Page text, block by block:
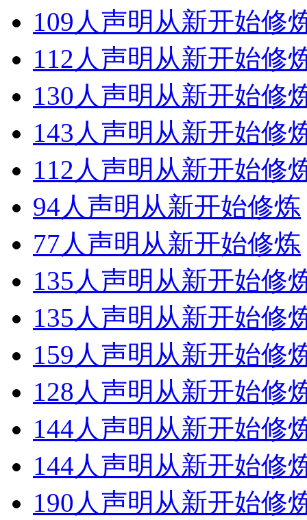
109人声明从新开始修
112人声明从新开始修
130人声明从新开始修
143人声明从新开始修
112人声明从新开始修
94人声明从新开始修炼
77人声明从新开始修炼
135人声明从新开始修
135人声明从新开始修
159人声明从新开始修
128人声明从新开始修
144人声明从新开始修
144人声明从新开始修
190人声明从新开始修